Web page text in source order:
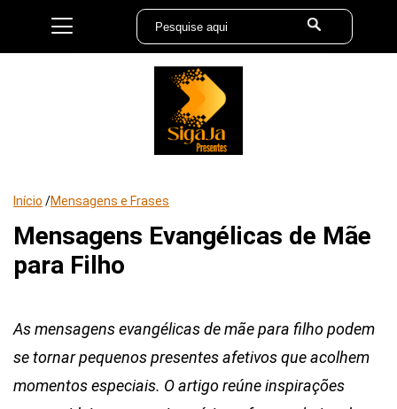
Início /Mensagens e Frases
Mensagens Evangélicas de Mãe
para Filho
As mensagens evangélicas de mãe para filho podem
se tornar pequenos presentes afetivos que acolhem
momentos especiais. O artigo reúne inspirações